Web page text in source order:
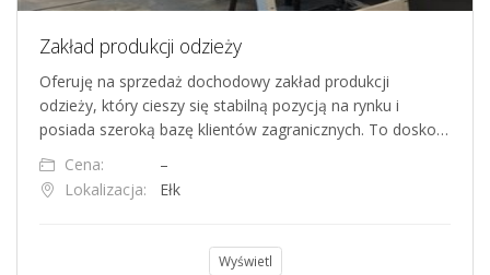
Zakład produkcji odzieży
Oferuję na sprzedaż dochodowy zakład produkcji
odzieży, który cieszy się stabilną pozycją na rynku i
posiada szeroką bazę klientów zagranicznych. To dosko…
Cena:
–
Lokalizacja:
Ełk
Wyświetl